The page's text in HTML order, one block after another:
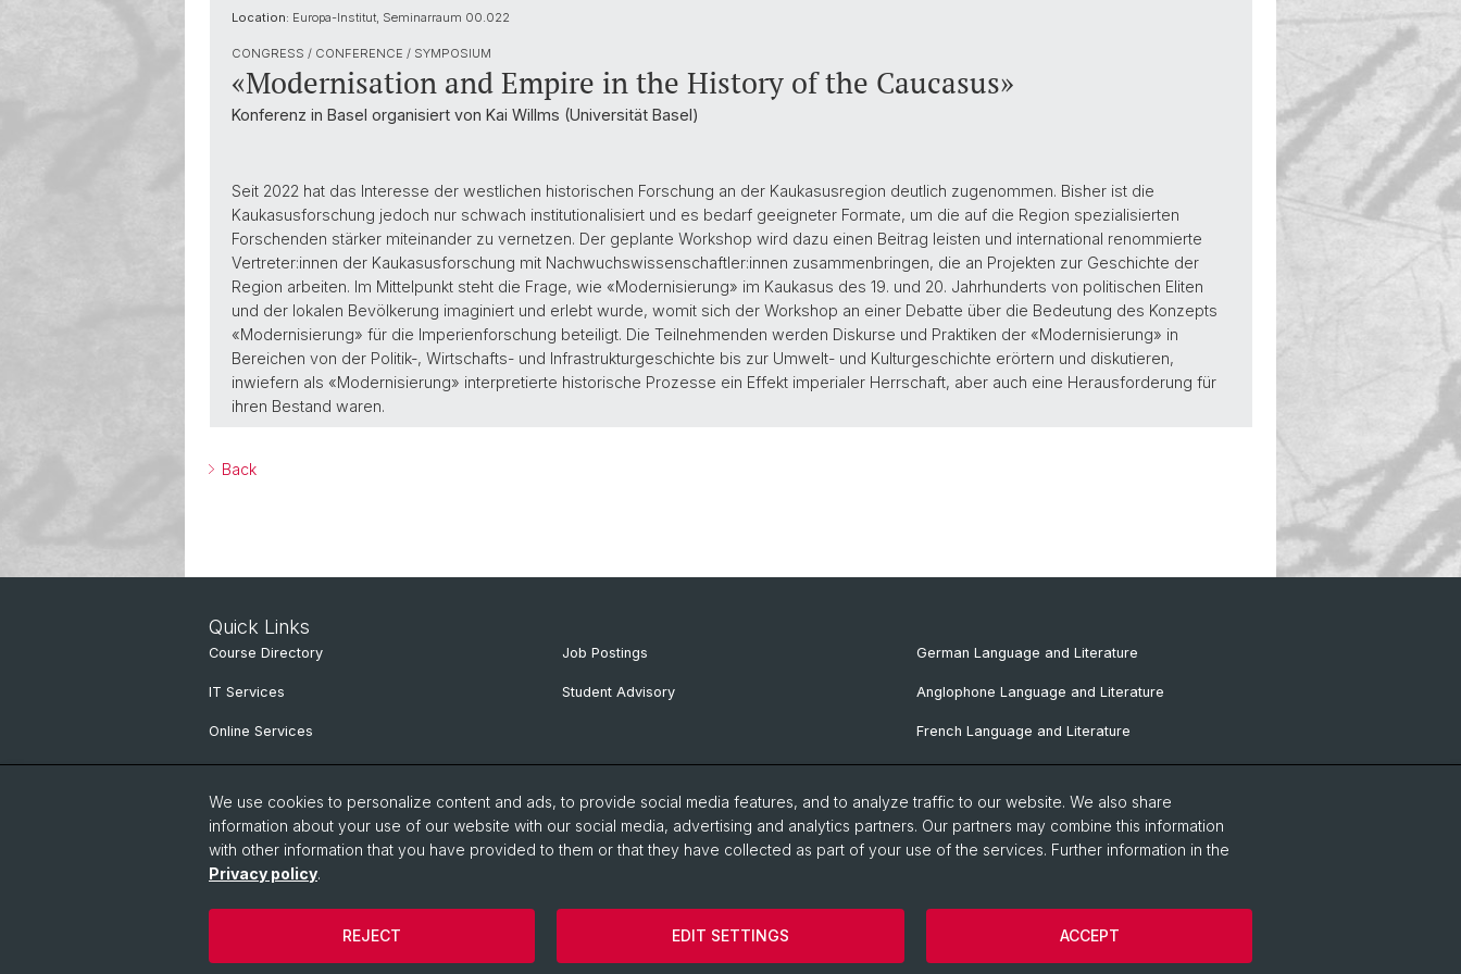
Location: Europa-Institut, Seminarraum 00.022
CONGRESS / CONFERENCE / SYMPOSIUM
«Modernisation and Empire in the History of the Caucasus»
Konferenz in Basel organisiert von Kai Willms (Universität Basel)
Seit 2022 hat das Interesse der westlichen historischen Forschung an der Kaukasusregion deutlich zugenommen. Bisher ist die
Kaukasusforschung jedoch nur schwach institutionalisiert und es bedarf geeigneter Formate, um die auf die Region spezialisierten
Forschenden stärker miteinander zu vernetzen. Der geplante Workshop wird dazu einen Beitrag leisten und international renommierte
Vertreter:innen der Kaukasusforschung mit Nachwuchswissenschaftler:innen zusammenbringen, die an Projekten zur Geschichte der
Region arbeiten. Im Mittelpunkt steht die Frage, wie «Modernisierung» im Kaukasus des 19. und 20. Jahrhunderts von politischen Eliten
und der lokalen Bevölkerung imaginiert und erlebt wurde, womit sich der Workshop an einer Debatte über die Bedeutung des Konzepts
«Modernisierung» für die Imperienforschung beteiligt. Die Teilnehmenden werden Diskurse und Praktiken der «Modernisierung» in
Bereichen von der Politik-, Wirtschafts- und Infrastrukturgeschichte bis zur Umwelt- und Kulturgeschichte erörtern und diskutieren,
inwiefern als «Modernisierung» interpretierte historische Prozesse ein Effekt imperialer Herrschaft, aber auch eine Herausforderung für
ihren Bestand waren.
Back
Quick Links
Course Directory
IT Services
Online Services
People search
Job Postings
Student Advisory
German Language and Literature
Anglophone Language and Literature
French Language and Literature
Ibero-Romance Language and Literature
Italian Language and Literature
Nordic Studies
© University of Basel Privacy Policy Faculty of Humanities and Social Sciences Cookies
We use cookies to personalize content and ads, to provide social media features, and to analyze traffic to our website. We also share
information about your use of our website with our social media, advertising and analytics partners. Our partners may combine this information
with other information that you have provided to them or that they have collected as part of your use of the services. Further information in the
Privacy policy.
EDIT SETTINGS
REJECT ACCEPT